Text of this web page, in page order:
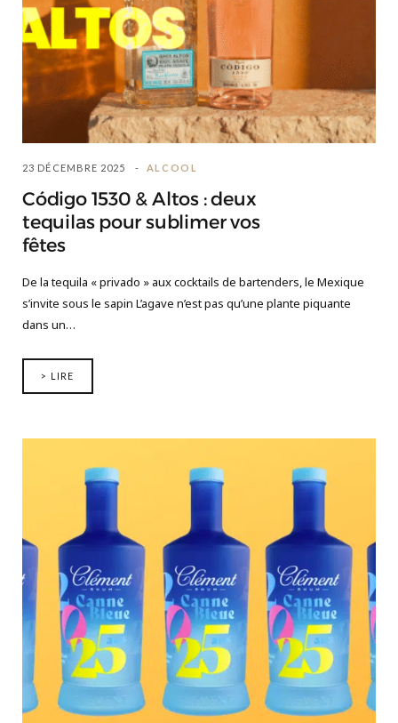
23 DÉCEMBRE 2025 ALCOOL
Código 1530 & Altos : deux
tequilas pour sublimer vos
fêtes
De la tequila « privado » aux cocktails de bartenders, le Mexique
s’invite sous le sapin L’agave n’est pas qu’une plante piquante
dans un…
> LIRE